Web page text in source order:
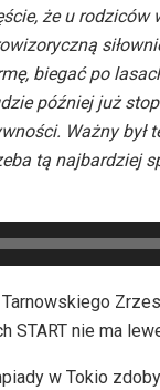
że u rodziców
biegać po
później już
Ważny był
tą najbardziej
START nie ma
w Tokio